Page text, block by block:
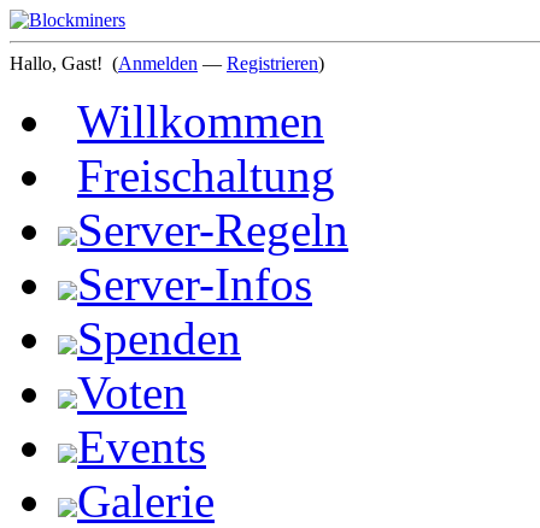
Hallo, Gast! (Anmelden — Registrieren)
Willkommen
Freischaltung
Server-Regeln
Server-Infos
Spenden
Voten
Events
Galerie